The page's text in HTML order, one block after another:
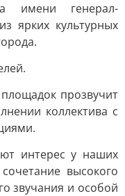
имени генерал-
ярких культурных
прозвучит
коллектива с
интерес у наших
высокого
звучания и особой